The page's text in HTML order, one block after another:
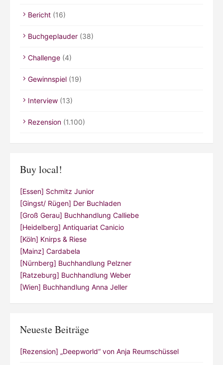
Bericht (16)
Buchgeplauder (38)
Challenge (4)
Gewinnspiel (19)
Interview (13)
Rezension (1.100)
Buy local!
[Essen] Schmitz Junior
[Gingst/ Rügen] Der Buchladen
[Groß Gerau] Buchhandlung Calliebe
[Heidelberg] Antiquariat Canicio
[Köln] Knirps & Riese
[Mainz] Cardabela
[Nürnberg] Buchhandlung Pelzner
[Ratzeburg] Buchhandlung Weber
[Wien] Buchhandlung Anna Jeller
Neueste Beiträge
[Rezension] „Deepworld“ von Anja Reumschüssel